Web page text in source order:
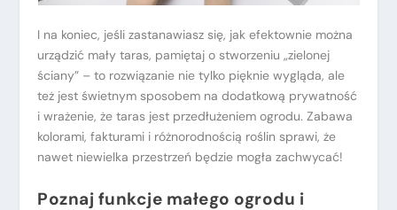
I na koniec, jeśli zastanawiasz się, jak efektownie można
urządzić mały taras, pamiętaj o stworzeniu „zielonej
ściany” – to rozwiązanie nie tylko pięknie wygląda, ale
też jest świetnym sposobem na dodatkową prywatność
i wrażenie, że taras jest przedłużeniem ogrodu. Zabawa
kolorami, fakturami i różnorodnością roślin sprawi, że
nawet niewielka przestrzeń będzie mogła zachwycać!
Poznaj funkcje małego ogrodu i